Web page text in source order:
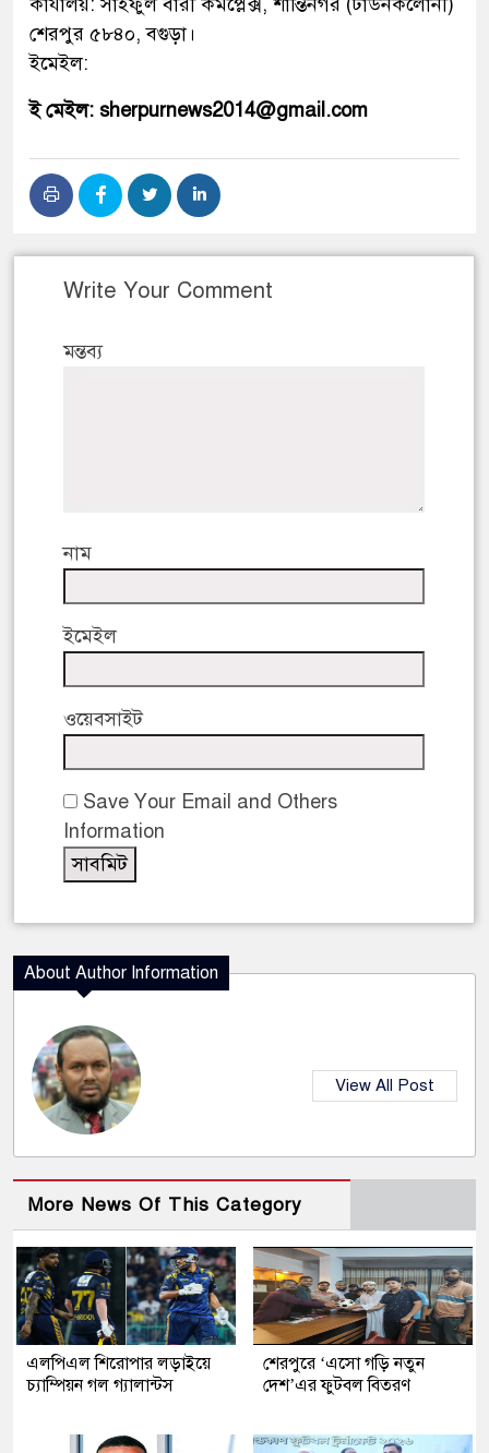
শেরপুর ৫৮৪০, বগুড়া।
ইমেইল:
ই মেইল: sherpurnews2014@gmail.com
Write Your Comment
মন্তব্য
নাম
ইমেইল
ওয়েবসাইট
Save Your Email and Others
Information
About Author Information
View All Post
More News Of This Category
এলপিএল শিরোপার লড়াইয়ে
চ্যাম্পিয়ন গল গ্যালান্টস
শেরপুরে ‘এসো গড়ি নতুন
দেশ’এর ফুটবল বিতরণ